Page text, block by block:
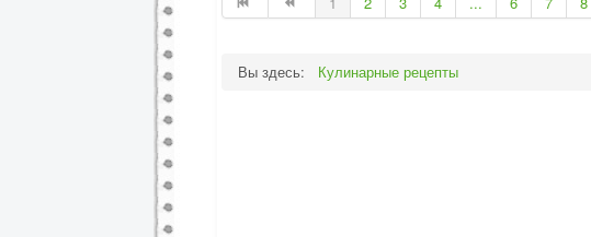
Вы здесь: Кулинарные рецепты